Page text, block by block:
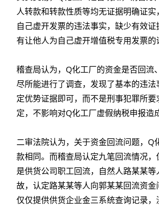
人转款和转款性质等均无证据明确证
自己虚开发票的违法事实，缺少有效
有让他人为自己虚开增值税专用发票的
稽查局认为，Q化工厂的资金是否回
尽所能进行了调查，发现了基本的违
定优势证据即可，而不是刑事犯罪所
定，不影响对Q化工厂虚假纳税申报造
二审法院认为，关于资金回流问题，
款相同。而稽查局认定九笔回流情况
是供货公司职工回流，自然人路某某
故，认定路某某等人向郭某某回流资
仅仅提供供货企业金三系统查询记录